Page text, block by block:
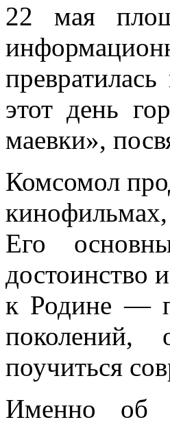
22 мая
этот день
маевки»,
Комсомол
Его
достоинство
к Родине—
поколений,
поучиться
Именно об